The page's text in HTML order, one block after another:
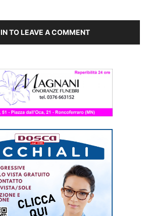
TO LEAVE A COMMENT